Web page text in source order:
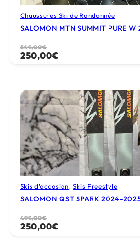
Chaussures Ski de Randonnée
SALOMON MTN SUMMIT PURE
549,00€
Le
prix
549,00€.
250,00€
Le
prix
250,00€.
Skis d’occasion, Skis Freestyle
SALOMON QST SPARK 2024-
499,00€
Le
prix
250,00€
Le
prix